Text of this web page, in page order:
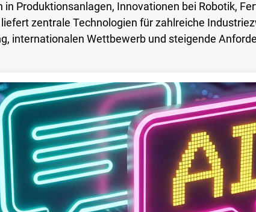
Produktionsanlagen, Innovationen bei Robotik,
zentrale Technologien für zahlreiche
internationalen Wettbewerb und steigende